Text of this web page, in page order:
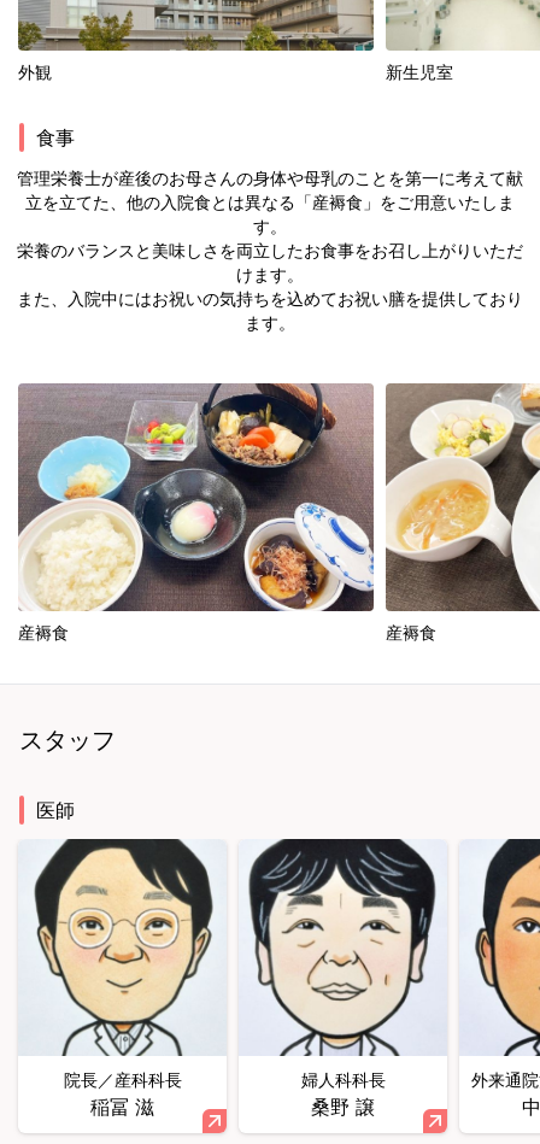
外観 新生児室
食事
管理栄養士が産後のお母さんの身体や母乳のことを第一に考えて献
立を立てた、他の入院食とは異なる「産褥食」をご用意いたしま
す。
栄養のバランスと美味しさを両立したお食事をお召し上がりいただ
けます。
また、入院中にはお祝いの気持ちを込めてお祝い膳を提供しており
ます。
産褥食 産褥食
スタッフ
医師
院長／産科科長
稲冨 滋
婦人科科長
桑野 譲
外来通